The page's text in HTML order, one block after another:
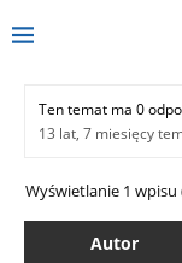
Ten temat ma 0
13 lat, 7 miesięcy
Wyświetlanie 1 wpisu
Autor